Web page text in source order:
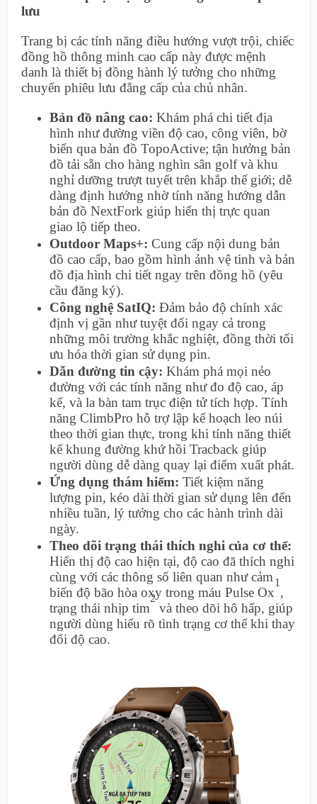
lưu
Trang bị các tính năng điều hướng vượt trội, chiếc
đồng hồ thông minh cao cấp này được mệnh
danh là thiết bị đồng hành lý tưởng cho những
chuyến phiêu lưu đẳng cấp của chủ nhân.
Bản đồ nâng cao: Khám phá chi tiết địa
hình như đường viền độ cao, công viên, bờ
biển qua bản đồ TopoActive; tận hưởng bản
đồ tải sẵn cho hàng nghìn sân golf và khu
nghỉ dưỡng trượt tuyết trên khắp thế giới; dễ
dàng định hướng nhờ tính năng hướng dẫn
bản đồ NextFork giúp hiển thị trực quan
giao lộ tiếp theo.
Outdoor Maps+: Cung cấp nội dung bản
đồ cao cấp, bao gồm hình ảnh vệ tinh và bản
đồ địa hình chi tiết ngay trên đồng hồ (yêu
cầu đăng ký).
Công nghệ SatIQ: Đảm bảo độ chính xác
định vị gần như tuyệt đối ngay cả trong
những môi trường khắc nghiệt, đồng thời tối
ưu hóa thời gian sử dụng pin.
Dẫn đường tin cậy: Khám phá mọi nẻo
đường với các tính năng như đo độ cao, áp
kế, và la bàn tam trục điện tử tích hợp. Tính
năng ClimbPro hỗ trợ lập kế hoạch leo núi
theo thời gian thực, trong khi tính năng thiết
kế khung đường khứ hồi Tracback giúp
người dùng dễ dàng quay lại điểm xuất phát.
Ứng dụng thám hiểm: Tiết kiệm năng
lượng pin, kéo dài thời gian sử dụng lên đến
nhiều tuần, lý tưởng cho các hành trình dài
ngày.
Theo dõi trạng thái thích nghi của cơ thể:
Hiển thị độ cao hiện tại, độ cao đã thích nghi
cùng với các thông số liên quan như cảm
biến độ bão hòa oxy trong máu Pulse Ox
1
,
trạng thái nhịp tim
2
và theo dõi hô hấp, giúp
người dùng hiểu rõ tình trạng cơ thể khi thay
đổi độ cao.